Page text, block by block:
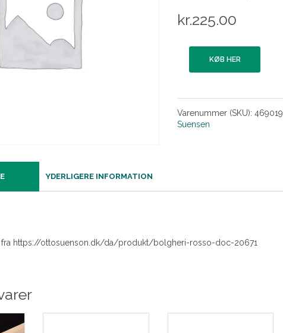
kr.225.00
KØB HER
Varenummer (SKU): 469019
Suensen
YDERLIGERE INFORMATION
fra https://ottosuenson.dk/da/produkt/bolgheri-rosso-doc-20671